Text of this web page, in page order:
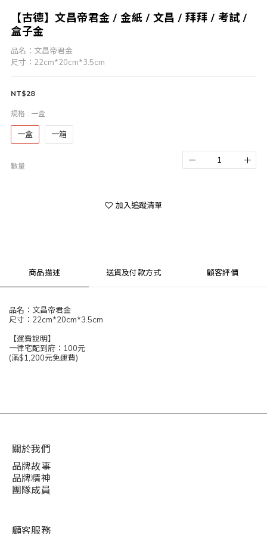
【古德】文昌帝君金 / 金紙 / 文昌 / 拜拜 / 考試 /
盒子金
品名：文昌帝君金
尺寸：22cm*20cm*3.5cm
NT$28
規格 : 一盒
一盒 一箱
數量
加入追蹤清單
商品描述 送貨及付款方式 顧客評價
品名：文昌帝君金
尺寸：22cm*20cm*3.5cm
【運費說明】
一律宅配到府：100元
(滿$1,200元免運費)
關於我們
品牌故事
品牌精神
團隊成員
顧客服務